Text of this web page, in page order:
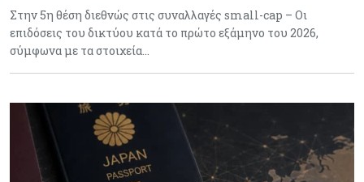
Στην 5η θέση διεθνώς στις συναλλαγές small-cap – Οι
επιδόσεις του δικτύου κατά το πρώτο εξάμηνο του 2026,
σύμφωνα με τα στοιχεία…